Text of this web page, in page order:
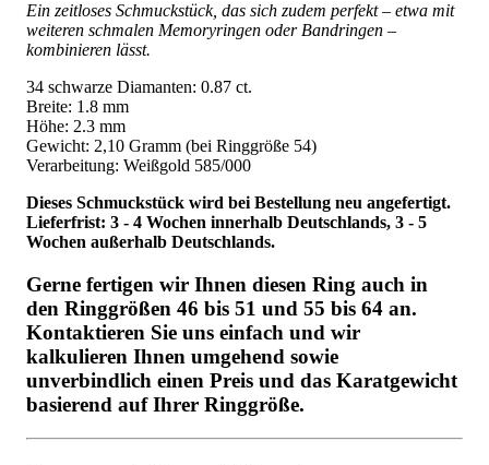
Ein zeitloses Schmuckstück, das sich zudem perfekt – etwa mit
weiteren schmalen Memoryringen oder Bandringen –
kombinieren lässt.
34 schwarze Diamanten: 0.87 ct.
Breite: 1.8 mm
Höhe: 2.3 mm
Gewicht: 2,10 Gramm (bei Ringgröße 54)
Verarbeitung: Weißgold 585/000
Dieses Schmuckstück wird bei Bestellung neu angefertigt.
Lieferfrist: 3 - 4 Wochen innerhalb Deutschlands, 3 - 5
Wochen außerhalb Deutschlands.
Gerne fertigen wir Ihnen diesen Ring auch in
den Ringgrößen 46 bis 51 und 55 bis 64 an.
Kontaktieren Sie uns einfach und wir
kalkulieren Ihnen umgehend sowie
unverbindlich einen Preis und das Karatgewicht
basierend auf Ihrer Ringgröße.